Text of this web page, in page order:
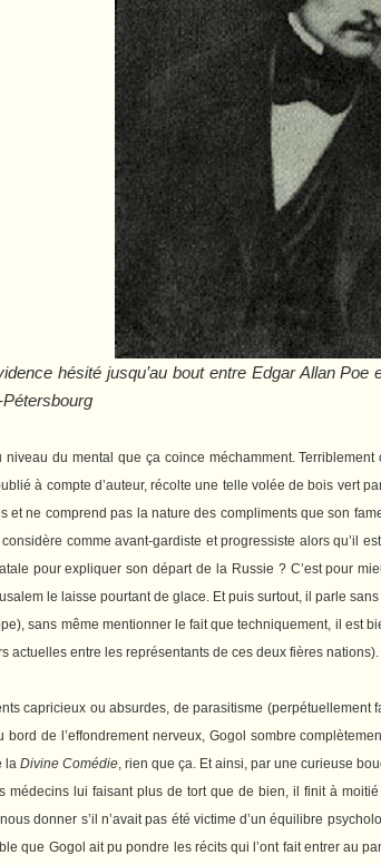
hésité jusqu’au bout entre Edgar Allan
Pétersbourg
niveau du mental que ça coince méchamment.
à compte d’auteur, récolte une telle volée de bois vert
et ne comprend pas la nature des compliments que son
comme avant-gardiste et progressiste alors qu’il
pour expliquer son départ de la Russie ? C’est pour
le laisse pourtant de glace. Et puis surtout, il parle
sans même mentionner le fait que techniquement, il est
actuelles entre les représentants de ces deux fières nations).
capricieux ou absurdes, de parasitisme
bord de l’effondrement nerveux, Gogol sombre
laDivine Comédie , rien que ça. Et ainsi, par une curieuse
médecins lui faisant plus de tort que de bien, il finit à
donner s’il n’avait pas été victime d’un équilibre
que Gogol ait pu pondre les récits qui l’ont fait entrer au